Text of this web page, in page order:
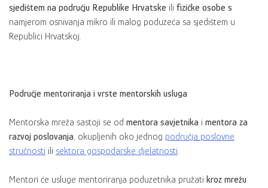
sjedištem na području Republike Hrvatske ili fizičke osobe s
namjerom osnivanja mikro ili malog poduzeća sa sjedištem u
Republici Hrvatskoj.
Područje mentoriranja i vrste mentorskih usluga
Mentorska mreža sastoji se od mentora savjetnika i mentora za
razvoj poslovanja, okupljenih oko jednog područja poslovne
stručnosti ili sektora gospodarske djelatnosti.
Mentori će usluge mentoriranja poduzetnika pružati kroz mrežu